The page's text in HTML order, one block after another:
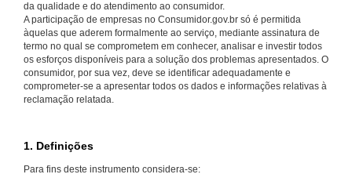
da qualidade e do atendimento ao consumidor.
A participação de empresas no Consumidor.gov.br só é permitida
àquelas que aderem formalmente ao serviço, mediante assinatura de
termo no qual se comprometem em conhecer, analisar e investir todos
os esforços disponíveis para a solução dos problemas apresentados. O
consumidor, por sua vez, deve se identificar adequadamente e
comprometer-se a apresentar todos os dados e informações relativas à
reclamação relatada.
1. Definições
Para fins deste instrumento considera-se: